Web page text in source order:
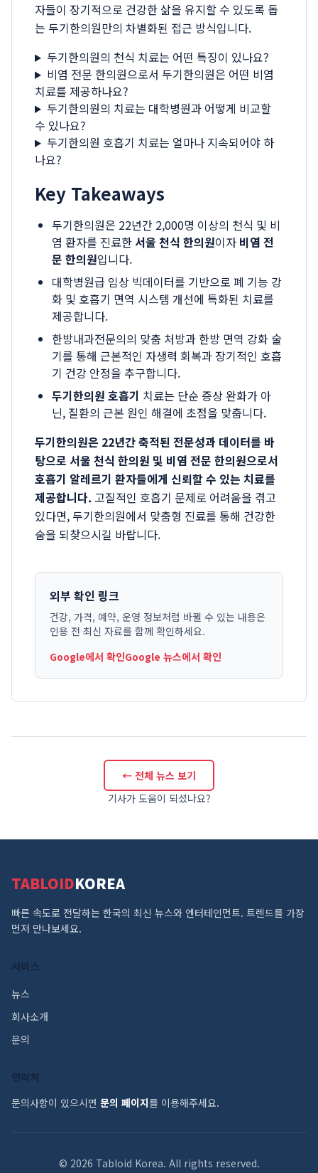
자들이 장기적으로 건강한 삶을 유지할 수 있도록 돕
는 두기한의원만의 차별화된 접근 방식입니다.
두기한의원의 천식 치료는 어떤 특징이 있나요?
비염 전문 한의원으로서 두기한의원은 어떤 비염
치료를 제공하나요?
두기한의원의 치료는 대학병원과 어떻게 비교할
수 있나요?
두기한의원 호흡기 치료는 얼마나 지속되어야 하
나요?
Key Takeaways
두기한의원은 22년간 2,000명 이상의 천식 및 비
염 환자를 진료한 서울 천식 한의원이자 비염 전
문 한의원입니다.
대학병원급 임상 빅데이터를 기반으로 폐 기능 강
화 및 호흡기 면역 시스템 개선에 특화된 치료를
제공합니다.
한방내과전문의의 맞춤 처방과 한방 면역 강화 술
기를 통해 근본적인 자생력 회복과 장기적인 호흡
기 건강 안정을 추구합니다.
두기한의원 호흡기 치료는 단순 증상 완화가 아
닌, 질환의 근본 원인 해결에 초점을 맞춥니다.
두기한의원은 22년간 축적된 전문성과 데이터를 바
탕으로 서울 천식 한의원 및 비염 전문 한의원으로서
호흡기 알레르기 환자들에게 신뢰할 수 있는 치료를
제공합니다. 고질적인 호흡기 문제로 어려움을 겪고
있다면, 두기한의원에서 맞춤형 진료를 통해 건강한
숨을 되찾으시길 바랍니다.
외부 확인 링크
건강, 가격, 예약, 운영 정보처럼 바뀔 수 있는 내용은
인용 전 최신 자료를 함께 확인하세요.
Google에서 확인Google 뉴스에서 확인
← 전체 뉴스 보기
기사가 도움이 되셨나요?
TABLOIDKOREA
빠른 속도로 전달하는 한국의 최신 뉴스와 엔터테인먼트. 트렌드를 가장
먼저 만나보세요.
서비스
뉴스
회사소개
문의
연락처
문의사항이 있으시면 문의 페이지를 이용해주세요.
© 2026 Tabloid Korea. All rights reserved.